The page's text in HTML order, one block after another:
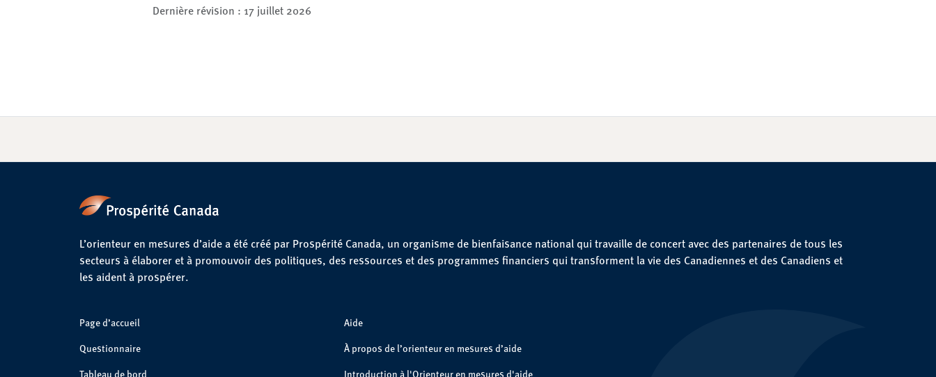
Dernière révision : 17 juillet 2026
L’orienteur en mesures d’aide a été créé par Prospérité Canada, un organisme de bienfaisance national qui travaille de concert avec des partenaires de tous les
secteurs à élaborer et à promouvoir des politiques, des ressources et des programmes financiers qui transforment la vie des Canadiennes et des Canadiens et
les aident à prospérer.
Page d’accueil
Questionnaire
Tableau de bord
Aide
À propos de l’orienteur en mesures d’aide
Introduction à l'Orienteur en mesures d'aide